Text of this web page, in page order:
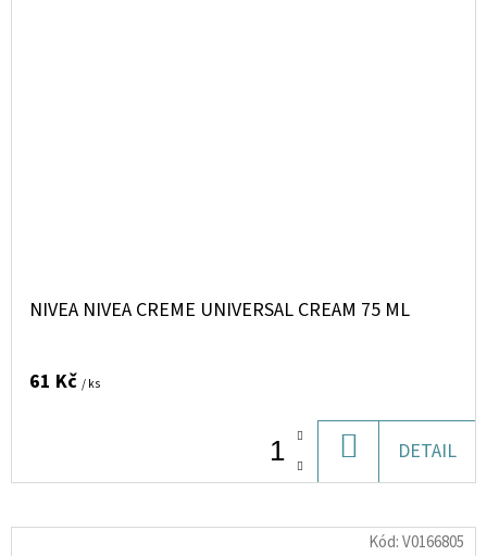
NIVEA NIVEA CREME UNIVERSAL CREAM 75 ML
61 Kč / ks
KOŠÍKU
DETAIL
Kód:V0166805